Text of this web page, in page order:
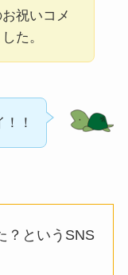
祝いコメ
た。
！
？というSNS